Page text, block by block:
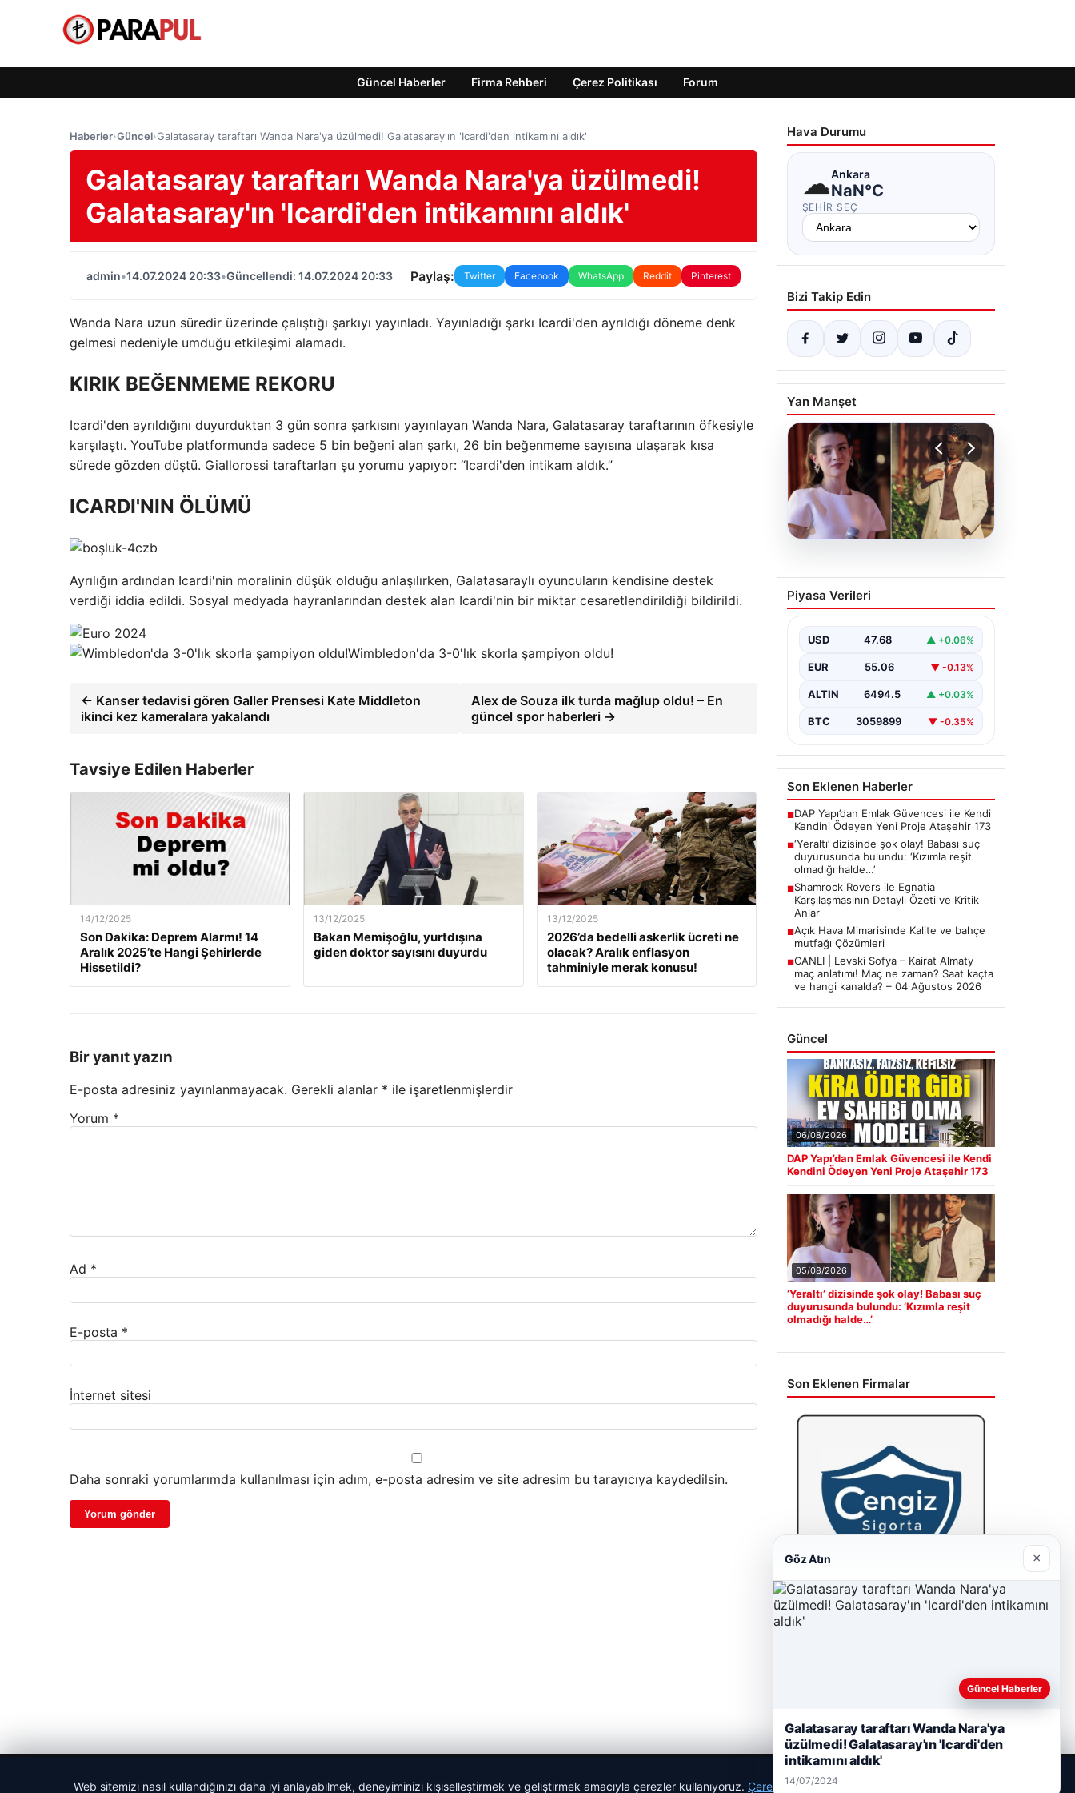
Güncel Haberler Firma Rehberi Çerez Politikası Forum
Haberler›Güncel›Galatasaray taraftarı Wanda Nara'ya üzülmedi! Galatasaray'ın 'Icardi'den intikamını aldık'
Galatasaray taraftarı Wanda Nara'ya üzülmedi!
Galatasaray'ın 'Icardi'den intikamını aldık'
admin•14.07.2024 20:33•Güncellendi: 14.07.2024 20:33 Paylaş: Twitter Facebook WhatsApp Reddit Pinterest
Wanda Nara uzun süredir üzerinde çalıştığı şarkıyı yayınladı. Yayınladığı şarkı Icardi'den ayrıldığı döneme denk
gelmesi nedeniyle umduğu etkileşimi alamadı.
KIRIK BEĞENMEME REKORU
Icardi'den ayrıldığını duyurduktan 3 gün sonra şarkısını yayınlayan Wanda Nara, Galatasaray taraftarının öfkesiyle
karşılaştı. YouTube platformunda sadece 5 bin beğeni alan şarkı, 26 bin beğenmeme sayısına ulaşarak kısa
sürede gözden düştü. Giallorossi taraftarları şu yorumu yapıyor: “Icardi'den intikam aldık.”
ICARDI'NIN ÖLÜMÜ
Ayrılığın ardından Icardi'nin moralinin düşük olduğu anlaşılırken, Galatasaraylı oyuncuların kendisine destek
verdiği iddia edildi. Sosyal medyada hayranlarından destek alan Icardi'nin bir miktar cesaretlendirildiği bildirildi.
Wimbledon'da 3-0'lık skorla şampiyon oldu!
← Kanser tedavisi gören Galler Prensesi Kate Middleton
ikinci kez kameralara yakalandı
Alex de Souza ilk turda mağlup oldu! – En
güncel spor haberleri →
Tavsiye Edilen Haberler
14/12/2025
Son Dakika: Deprem Alarmı! 14
Aralık 2025’te Hangi Şehirlerde
Hissetildi?
13/12/2025
Bakan Memişoğlu, yurtdışına
giden doktor sayısını duyurdu
13/12/2025
2026’da bedelli askerlik ücreti ne
olacak? Aralık enflasyon
tahminiyle merak konusu!
Bir yanıt yazın
E-posta adresiniz yayınlanmayacak. Gerekli alanlar * ile işaretlenmişlerdir
Yorum *
Ad *
E-posta *
İnternet sitesi
Daha sonraki yorumlarımda kullanılması için adım, e-posta adresim ve site adresim bu tarayıcıya kaydedilsin.
Hava Durumu
☁Ankara
NaN°C
ŞEHIR SEÇ
Bizi Takip Edin
Yan Manşet
05.08.2026
‘Yeraltı’ dizisinde şok
olay! Babası suç
‘Kızımla reşit olmadığı
halde…’
Piyasa Verileri
USD 47.68 ▲ +0.06%
EUR 55.06 ▼ -0.13%
ALTIN 6494.5 ▲ +0.03%
BTC 3059899 ▼ -0.35%
Son Eklenen Haberler
■DAP Yapı’dan Emlak Güvencesi ile Kendi
Kendini Ödeyen Yeni Proje Ataşehir 173
■‘Yeraltı’ dizisinde şok olay! Babası suç
duyurusunda bulundu: ‘Kızımla reşit
olmadığı halde…’
■Shamrock Rovers ile Egnatia
Karşılaşmasının Detaylı Özeti ve Kritik
Anlar
■Açık Hava Mimarisinde Kalite ve bahçe
mutfağı Çözümleri
■CANLI | Levski Sofya – Kairat Almaty
maç anlatımı! Maç ne zaman? Saat kaçta
ve hangi kanalda? – 04 Ağustos 2026
Güncel
06/08/2026
DAP Yapı’dan Emlak Güvencesi ile Kendi
Kendini Ödeyen Yeni Proje Ataşehir 173
05/08/2026
‘Yeraltı’ dizisinde şok olay! Babası suç
duyurusunda bulundu: ‘Kızımla reşit
olmadığı halde…’
Son Eklenen Firmalar
Cengiz Sigorta
Web sitemizi nasıl kullandığınızı daha iyi anlayabilmek, deneyiminizi kişiselleştirmek ve geliştirmek amacıyla çerezler kullanıyoruz. Çerez Politikamız
Göz Atın ×
Güncel Haberler
Galatasaray taraftarı Wanda Nara'ya
üzülmedi! Galatasaray'ın 'Icardi'den
intikamını aldık'
14/07/2024